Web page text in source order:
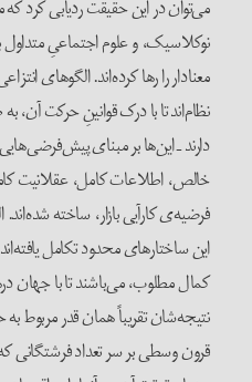
می‌توان در این حقیقت رد‌یابی کرد
نوکلاسیک، و علوم اجتماعیِ
معنا‌دار را رها کرده‌اند. الگوهای
نظام‌اند تا با درک قوانینِ حرکت آن،
دارند ـ این‌ها بر مبنای
خالص، اطلاعات کامل، عقلانیت
فرضیه‌ی کارآیی بازار، ساخته
این ساختارهای محدود تکامل
کمال مطلوب، می‌باشند تا با جهان
نتیجه‌شان تقریباً همان قدر مربوط
قرون وسطی بر سر تعداد فرشتگانی